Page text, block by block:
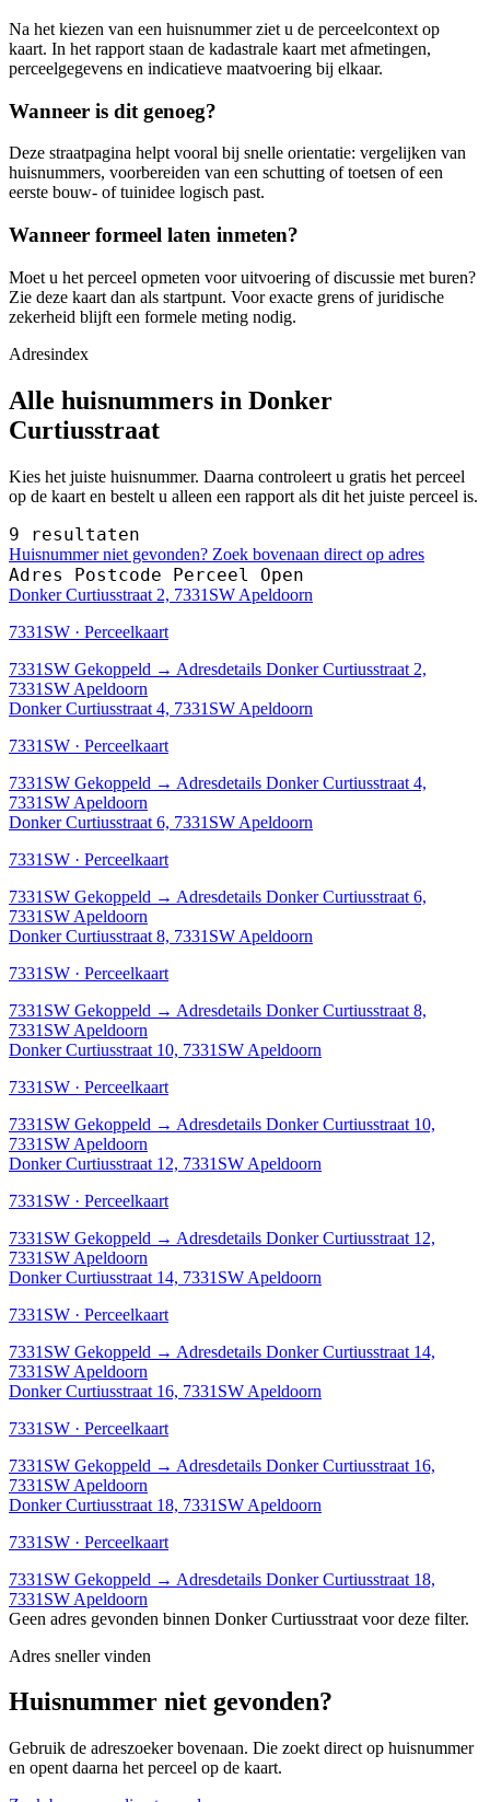
Na het kiezen van een huisnummer ziet u de perceelcontext op
kaart. In het rapport staan de kadastrale kaart met afmetingen,
perceelgegevens en indicatieve maatvoering bij elkaar.
Wanneer is dit genoeg?
Deze straatpagina helpt vooral bij snelle orientatie: vergelijken van
huisnummers, voorbereiden van een schutting of toetsen of een
eerste bouw- of tuinidee logisch past.
Wanneer formeel laten inmeten?
Moet u het perceel opmeten voor uitvoering of discussie met buren?
Zie deze kaart dan als startpunt. Voor exacte grens of juridische
zekerheid blijft een formele meting nodig.
Adresindex
Alle huisnummers in Donker
Curtiusstraat
Kies het juiste huisnummer. Daarna controleert u gratis het perceel
op de kaart en bestelt u alleen een rapport als dit het juiste perceel is.
9 resultaten
Huisnummer niet gevonden? Zoek bovenaan direct op adres
Adres Postcode Perceel Open
Donker Curtiusstraat 2, 7331SW Apeldoorn
7331SW · Perceelkaart
7331SW Gekoppeld → Adresdetails Donker Curtiusstraat 2,
7331SW Apeldoorn
Donker Curtiusstraat 4, 7331SW Apeldoorn
7331SW · Perceelkaart
7331SW Gekoppeld → Adresdetails Donker Curtiusstraat 4,
7331SW Apeldoorn
Donker Curtiusstraat 6, 7331SW Apeldoorn
7331SW · Perceelkaart
7331SW Gekoppeld → Adresdetails Donker Curtiusstraat 6,
7331SW Apeldoorn
Donker Curtiusstraat 8, 7331SW Apeldoorn
7331SW · Perceelkaart
7331SW Gekoppeld → Adresdetails Donker Curtiusstraat 8,
7331SW Apeldoorn
Donker Curtiusstraat 10, 7331SW Apeldoorn
7331SW · Perceelkaart
7331SW Gekoppeld → Adresdetails Donker Curtiusstraat 10,
7331SW Apeldoorn
Donker Curtiusstraat 12, 7331SW Apeldoorn
7331SW · Perceelkaart
7331SW Gekoppeld → Adresdetails Donker Curtiusstraat 12,
7331SW Apeldoorn
Donker Curtiusstraat 14, 7331SW Apeldoorn
7331SW · Perceelkaart
7331SW Gekoppeld → Adresdetails Donker Curtiusstraat 14,
7331SW Apeldoorn
Donker Curtiusstraat 16, 7331SW Apeldoorn
7331SW · Perceelkaart
7331SW Gekoppeld → Adresdetails Donker Curtiusstraat 16,
7331SW Apeldoorn
Donker Curtiusstraat 18, 7331SW Apeldoorn
7331SW · Perceelkaart
7331SW Gekoppeld → Adresdetails Donker Curtiusstraat 18,
7331SW Apeldoorn
Geen adres gevonden binnen Donker Curtiusstraat voor deze filter.
Adres sneller vinden
Huisnummer niet gevonden?
Gebruik de adreszoeker bovenaan. Die zoekt direct op huisnummer
en opent daarna het perceel op de kaart.